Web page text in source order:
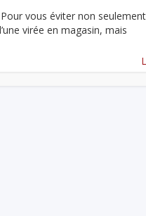
vous éviter non
virée en magasin, mais